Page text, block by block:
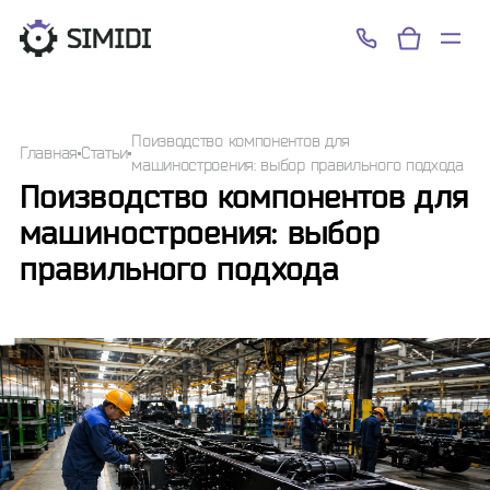
Главная Статьи
Поизводство компонентов для
машиностроения: выбор правильного подхода
Поизводство компонентов для
машиностроения: выбор
правильного подхода